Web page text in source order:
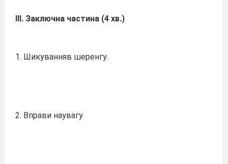
ІІІ. Заключна частина (4 хв.)
1. Шикуванняв шеренгу.
2. Вправи наувагу